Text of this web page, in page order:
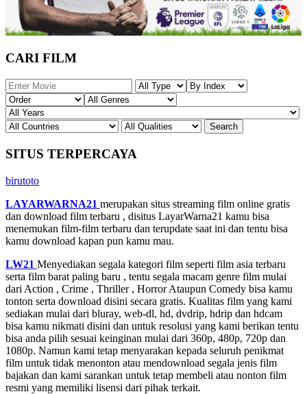
CARI FILM
SITUS TERPERCAYA
birutoto
LAYARWARNA21 merupakan situs streaming film online gratis
dan download film terbaru , disitus LayarWarna21 kamu bisa
menemukan film-film terbaru dan terupdate saat ini dan tentu bisa
kamu download kapan pun kamu mau.
LW21 Menyediakan segala kategori film seperti film asia terbaru
serta film barat paling baru , tentu segala macam genre film mulai
dari Action , Crime , Thriller , Horror Ataupun Comedy bisa kamu
tonton serta download disini secara gratis. Kualitas film yang kami
sediakan mulai dari bluray, web-dl, hd, dvdrip, hdrip dan hdcam
bisa kamu nikmati disini dan untuk resolusi yang kami berikan tentu
bisa anda pilih sesuai keinginan mulai dari 360p, 480p, 720p dan
1080p. Namun kami tetap menyarakan kepada seluruh penikmat
film untuk tidak menonton atau mendownload segala jenis film
bajakan dan kami sarankan untuk tetap membeli atau nonton film
resmi yang memiliki lisensi dari pihak terkait.